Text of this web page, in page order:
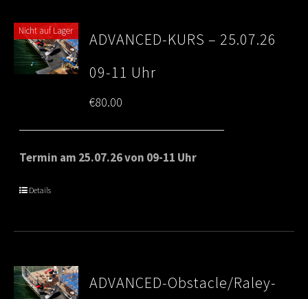
Nicht auf Lager
ADVANCED-KURS – 25.07.26
09-11 Uhr
€80.00
Termin am 25.07.26 von 09-11 Uhr
Details
ADVANCED-Obstacle/Raley-